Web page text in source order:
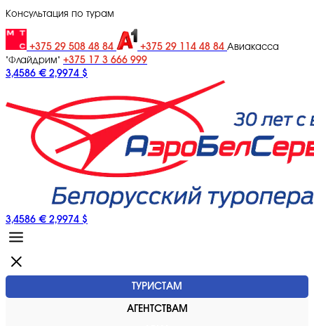
Консультация по турам
+375 29 508 48 84 +375 29 114 48 84 Авиакасса
"Флайдрим" +375 17 3 666 999
3,4586 € 2,9974 $
3,4586 € 2,9974 $
ТУРИСТАМ
АГЕНТСТВАМ